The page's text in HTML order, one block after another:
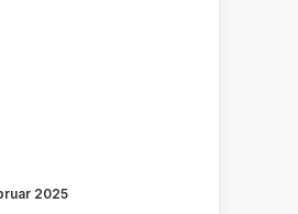
2025